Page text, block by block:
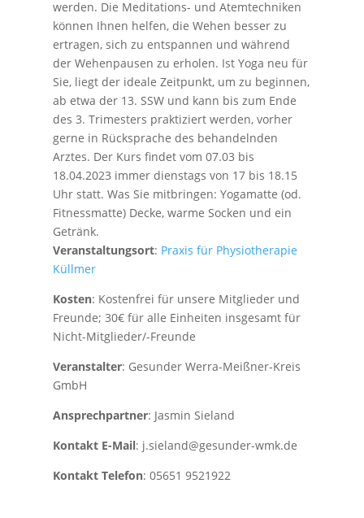
werden. Die Meditations- und Atemtechniken
können Ihnen helfen, die Wehen besser zu
ertragen, sich zu entspannen und während
der Wehenpausen zu erholen. Ist Yoga neu für
Sie, liegt der ideale Zeitpunkt, um zu beginnen,
ab etwa der 13. SSW und kann bis zum Ende
des 3. Trimesters praktiziert werden, vorher
gerne in Rücksprache des behandelnden
Arztes. Der Kurs findet vom 07.03 bis
18.04.2023 immer dienstags von 17 bis 18.15
Uhr statt. Was Sie mitbringen: Yogamatte (od.
Fitnessmatte) Decke, warme Socken und ein
Getränk.
Veranstaltungsort: Praxis für Physiotherapie
Küllmer
Kosten: Kostenfrei für unsere Mitglieder und
Freunde; 30€ für alle Einheiten insgesamt für
Nicht-Mitglieder/-Freunde
Veranstalter: Gesunder Werra-Meißner-Kreis
GmbH
Ansprechpartner: Jasmin Sieland
Kontakt E-Mail: j.sieland@gesunder-wmk.de
Kontakt Telefon: 05651 9521922